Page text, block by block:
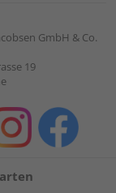
GmbH & Co.
19